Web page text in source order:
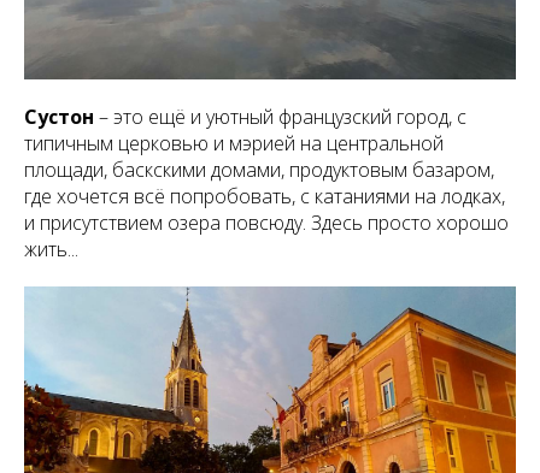
Сустон – это ещё и уютный французский город, с
типичным церковью и мэрией на центральной
площади, баскскими домами, продуктовым базаром,
где хочется всё попробовать, с катаниями на лодках,
и присутствием озера повсюду. Здесь просто хорошо
жить...